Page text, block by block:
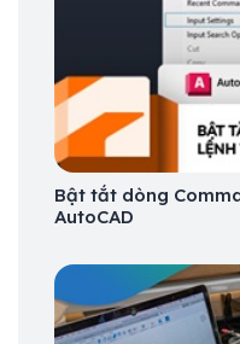
Bật tắt dòng
AutoCAD